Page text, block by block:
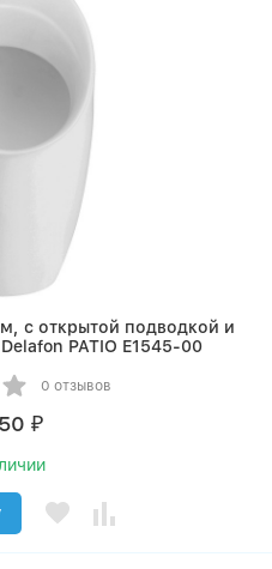
с открытой подводкой и
PATIO E1545-00
0 отзывов
₽